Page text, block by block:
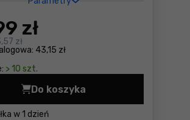
43,15 zł
zł
zł
> 10 szt.
w 1 dzień
Do koszyka
Zszywki 10mm Stanley 1-